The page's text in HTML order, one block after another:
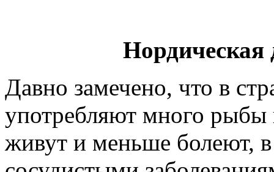
Нордическая
Давно замечено, что в
употребляют много
живут и меньше болеют,